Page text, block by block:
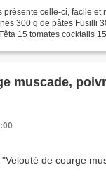
celle-ci, facile et
300 g de pâtes Fusilli
15 tomates cocktails
muscade,